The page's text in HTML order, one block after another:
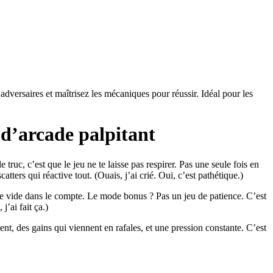
et maîtrisez les mécaniques pour réussir. Idéal pour les
palpitant
c’est que le jeu ne te laisse pas respirer. Pas une seule fois en
qui réactive tout. (Ouais, j’ai crié. Oui, c’est pathétique.)
dans le compte. Le mode bonus ? Pas un jeu de patience. C’est
j’ai fait ça.)
des gains qui viennent en rafales, et une pression constante. C’est